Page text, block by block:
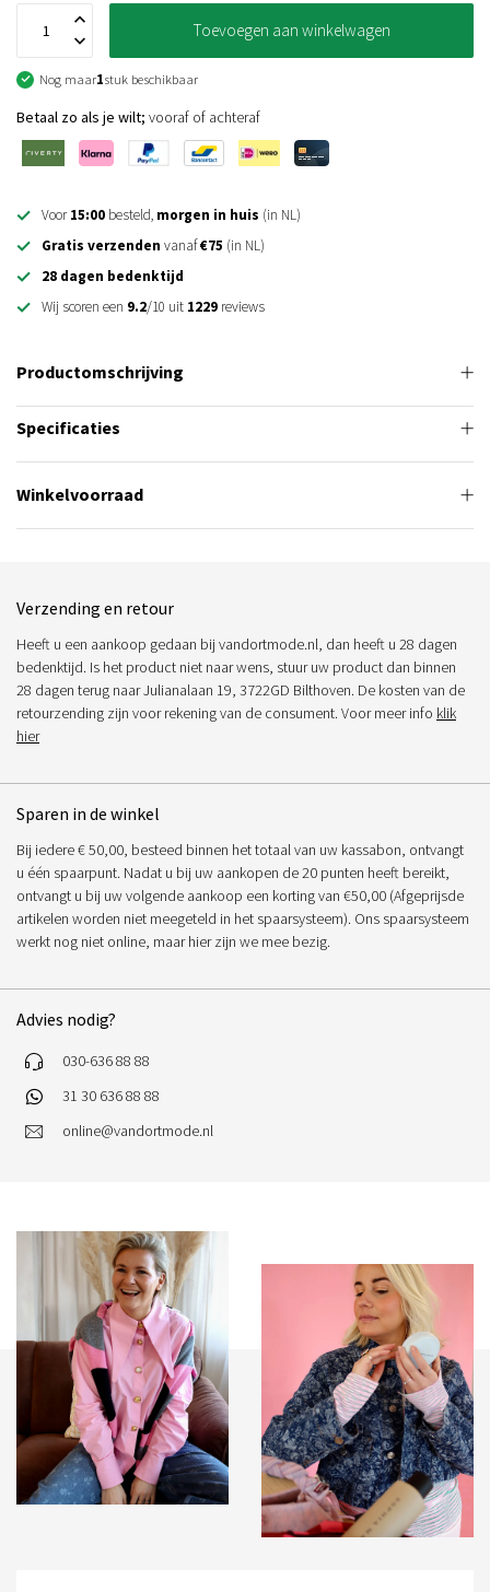
Toevoegen aan winkelwagen
Nog maar1stuk beschikbaar
Betaal zo als je wilt; vooraf of achteraf
Voor15:00 besteld, morgen in huis (in NL)
Gratis verzenden vanaf€75 (in NL)
28 dagen bedenktijd
Wij scoren een 9.2/10 uit 1229 reviews
Productomschrijving
Specificaties
Winkelvoorraad
Verzending en retour
Heeft u een aankoop gedaan bij vandortmode.nl, dan heeft u 28 dagen
bedenktijd. Is het product niet naar wens, stuur uw product dan binnen
28 dagen terug naar Julianalaan 19, 3722GD Bilthoven. De kosten van de
retourzending zijn voor rekening van de consument. Voor meer info klik
hier
Sparen in de winkel
Bij iedere € 50,00, besteed binnen het totaal van uw kassabon, ontvangt
u één spaarpunt. Nadat u bij uw aankopen de 20 punten heeft bereikt,
ontvangt u bij uw volgende aankoop een korting van €50,00 (Afgeprijsde
artikelen worden niet meegeteld in het spaarsysteem). Ons spaarsysteem
werkt nog niet online, maar hier zijn we mee bezig.
Advies nodig?
030-636 88 88
31 30 636 88 88
online@vandortmode.nl